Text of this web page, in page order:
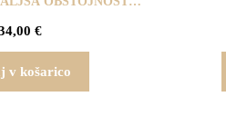
€
v košarico